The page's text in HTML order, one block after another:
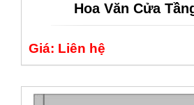
Hoa Văn Cửa
Giá: Liên hệ